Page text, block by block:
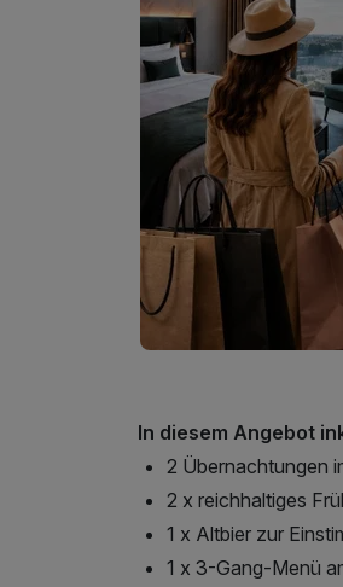
In diesem Angebot
2 Übernachtungen
2 x reichhaltiges
1 x Altbier zur
1 x 3-Gang-Menü